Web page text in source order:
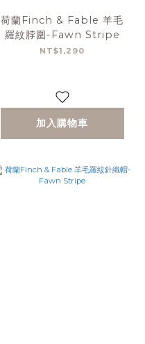
荷蘭Finch & Fable 羊毛
羅紋脖圍-Fawn Stripe
NT$1,290
加入購物車